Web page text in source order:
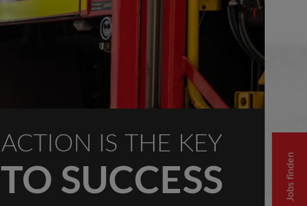
ACTION IS THE KEY
TO SUCCESS Jobs finden